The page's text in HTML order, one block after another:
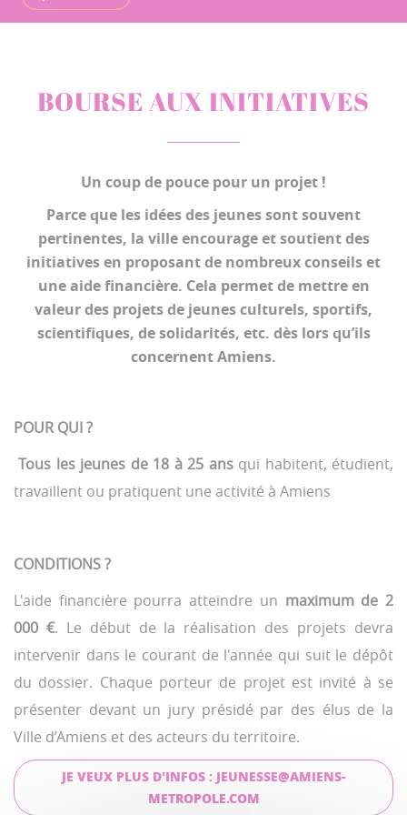
BOURSE AUX INITIATIVES
Un coup de pouce pour un projet !
Parce que les idées des jeunes sont souvent
pertinentes, la ville encourage et soutient des
initiatives en proposant de nombreux conseils et
une aide financière. Cela permet de mettre en
valeur des projets de jeunes culturels, sportifs,
scientifiques, de solidarités, etc. dès lors qu’ils
concernent Amiens.
POUR QUI ?
Tous les jeunes de 18 à 25 ansqui habitent, étudient,
travaillent ou pratiquent une activité à Amiens
CONDITIONS ?
L'aide financière pourra atteindre un maximum de 2
000 €. Le début de la réalisation des projets devra
intervenir dans le courant de l'année qui suit le dépôt
du dossier. Chaque porteur de projet est invité à se
présenter devant un jury présidé par des élus de la
Ville d’Amiens et des acteurs du territoire.
JE VEUX PLUS D'INFOS : JEUNESSE@AMIENS-
METROPOLE.COM